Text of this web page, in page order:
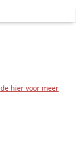
hier voor meer